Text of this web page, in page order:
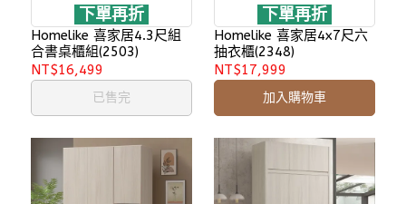
下單再折
Homelike 喜家居4.3尺組
合書桌櫃組(2503)
NT$16,499
已售完
下單再折
Homelike 喜家居4x7尺六
抽衣櫃(2348)
NT$17,999
加入購物車